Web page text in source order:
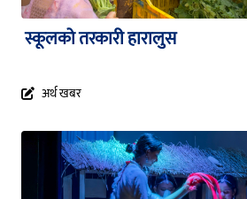
स्कूलको तरकारी हारालुस
अर्थ खबर